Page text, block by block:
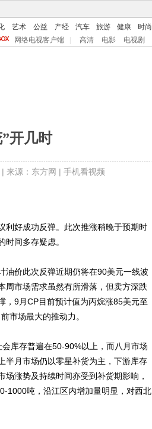
艺术 公益 产经 汽车 旅游 健康 时尚
网络电视客户端 高清 电影 电视剧
开几时
来源：东方网 | 手机看视频
好成功反弹。此次推涨稍晚于预期时
间多存疑虑。
价此次反弹近期仍将在90美元一线波
周市场需求虽然有所滑落，但卖方深跌
，9月CP目前预计值为丙烷涨85美元至
市场最大的推动力。
库存普遍在50-90%以上，而八月市场
半月市场仍以零星补货为主，下游库存
涨势及持续时间亦受到补货期影响，
1000吨，沿江区内增加量明显，对西北